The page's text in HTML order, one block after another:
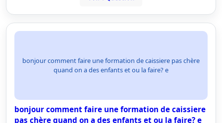
bonjour comment faire une formation de caissiere pas chère
quand on a des enfants et ou la faire? e
bonjour comment faire une formation de caissiere
pas chère quand on a des enfants et ou la faire? e